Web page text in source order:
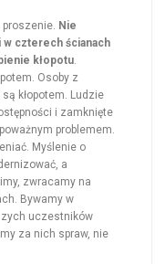
Nie
w czterech ścianach
kłopotu.
Osoby z
kłopotem. Ludzie
i zamknięte
problemem.
Myślenie o
a
zwracamy na
Bywamy w
uczestników
za nich spraw, nie